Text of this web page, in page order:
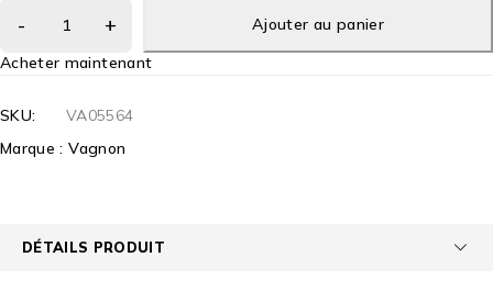
Ajouter au panier
Acheter maintenant
SKU:
VA05564
Marque :Vagnon
DÉTAILS PRODUIT